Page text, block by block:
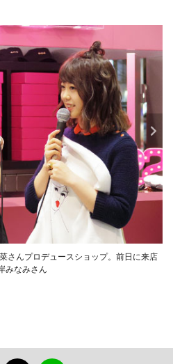
さんプロデュースショップ。前日に来店
みなみさん